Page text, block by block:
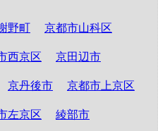
野町 京都市山科区
西京区 京田辺市
京丹後市 京都市上京区
左京区 綾部市